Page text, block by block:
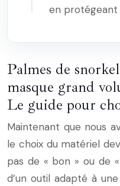
en protégeant
Palmes de
masque grand
Le guide pour
Maintenant que nous
le choix du matériel
pas de « bon » ou de
d’un outil adapté à